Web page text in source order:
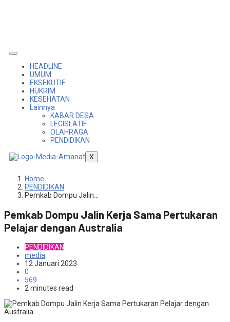
HEADLINE
UMUM
EKSEKUTIF
HUKRIM
KESEHATAN
Lainnya
KABAR DESA
LEGISLATIF
OLAHRAGA
PENDIDIKAN
X
Home
PENDIDIKAN
Pemkab Dompu Jalin…
Pemkab Dompu Jalin Kerja Sama Pertukaran
Pelajar dengan Australia
PENDIDIKAN
media
12 Januari 2023
0
569
2 minutes read